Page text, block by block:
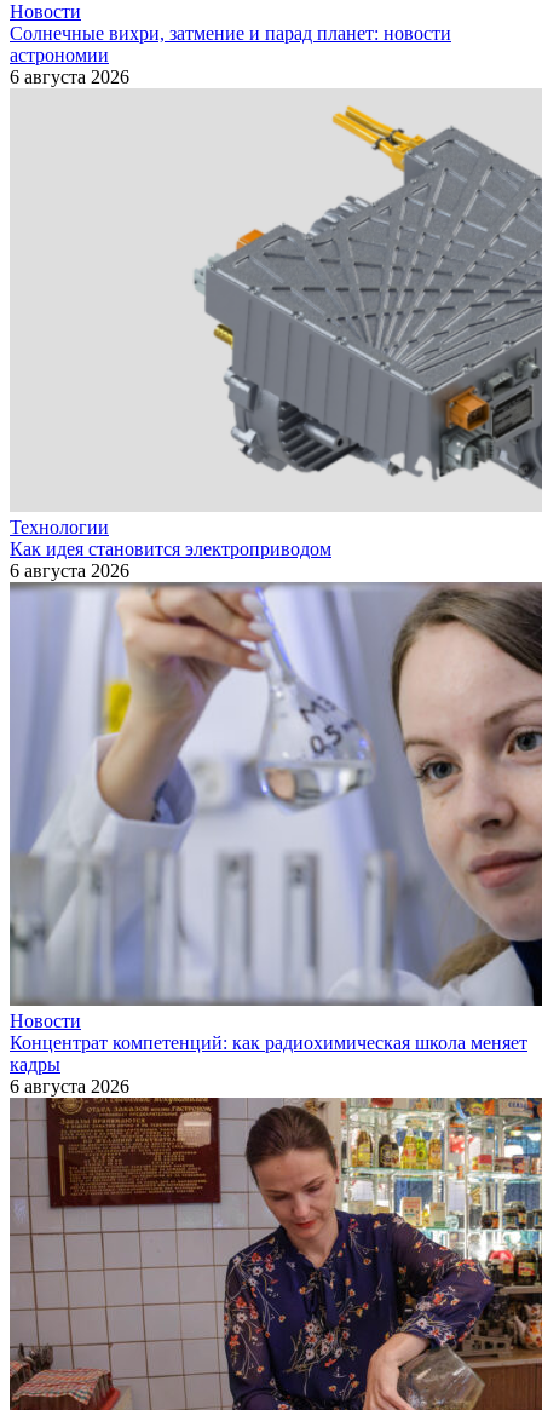
Новости
Солнечные вихри, затмение и парад планет: новости
астрономии
6 августа 2026
Технологии
Как идея становится электроприводом
6 августа 2026
Новости
Концентрат компетенций: как радиохимическая школа меняет
кадры
6 августа 2026